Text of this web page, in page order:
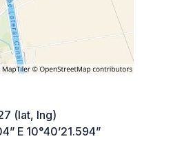
(lat, lng)
E 10°40’21.594”